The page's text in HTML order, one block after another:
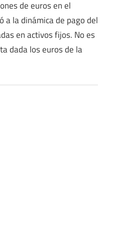
de euros en el
la dinámica de pago del
en activos fijos. No es
dada los euros de la